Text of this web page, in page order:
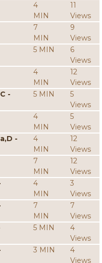
4
MIN
11
Views
7
MIN
9
Views
5 MIN
6
Views
4
MIN
12
Views
-
5 MIN
5
Views
4
MIN
5
Views
-
4
MIN
12
Views
7
MIN
12
Views
4
MIN
3
Views
7
MIN
7
Views
5 MIN
4
Views
3 MIN
4
Views